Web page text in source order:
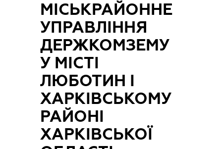
МІСЬКРАЙОННЕ
УПРАВЛІННЯ
ДЕРЖКОМЗЕМУ
У МІСТІ
ЛЮБОТИН І
ХАРКІВСЬКОМУ
РАЙОНІ
ХАРКІВСЬКОЇ